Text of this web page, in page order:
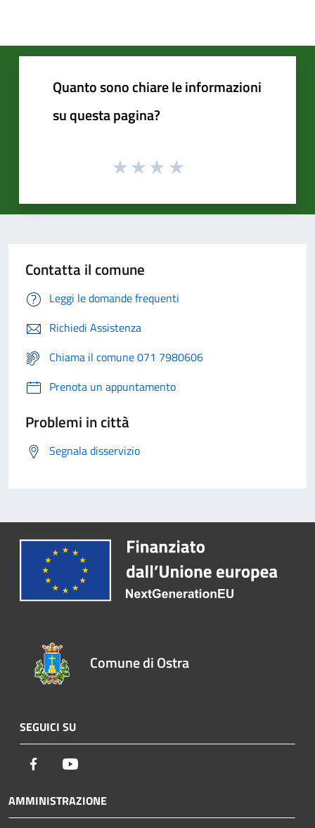
Quanto sono chiare le informazioni
su questa pagina?
Contatta il comune
Leggi le domande frequenti
Richiedi Assistenza
Chiama il comune 071 7980606
Prenota un appuntamento
Problemi in città
Segnala disservizio
Comune di Ostra
SEGUICI SU
Facebook
AMMINISTRAZIONE